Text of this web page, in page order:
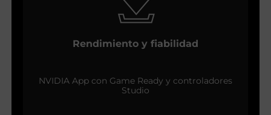
Rendimiento y fiabilidad
NVIDIA App con Game Ready y controladores
Studio